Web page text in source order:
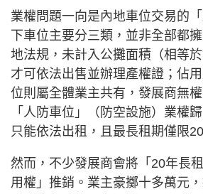
業權問題一向是內地車位交易的
下車位主要分三類，並非全部都
地法規，未計入公攤面積（相等
才可依法出售並辦理產權證；佔
位則屬全體業主共有，發展商無
「人防車位」（防空設施）業權
只能依法出租，且最長租期僅限20
然而，不少發展商會將「20年長
用權」推銷。業主豪擲十多萬元